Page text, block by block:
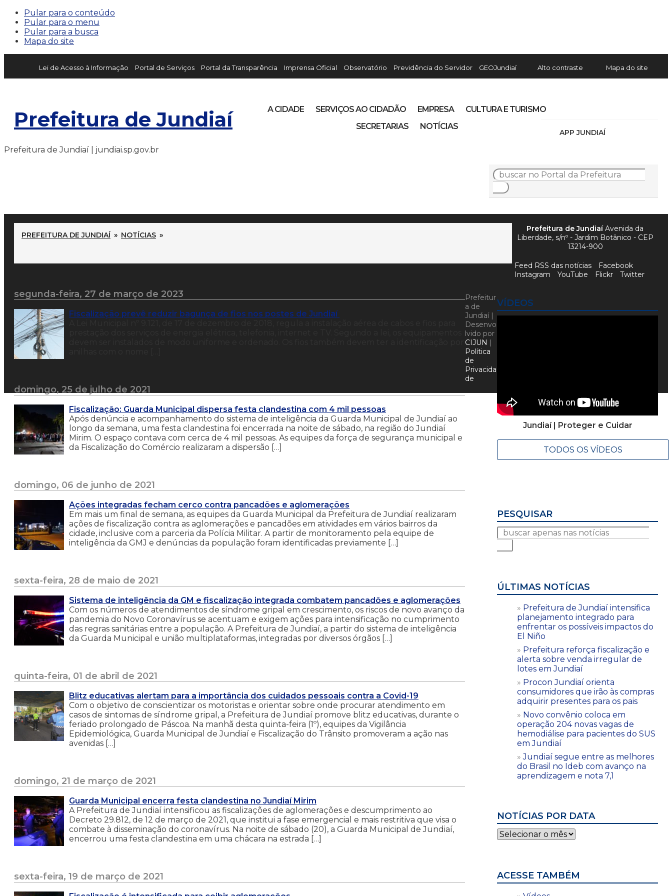
Pular para o conteúdo
Pular para o menu
Pular para a busca
Mapa do site
Lei de Acesso à Informação Portal de Serviços Portal da Transparência Imprensa Oficial Observatório Previdência do Servidor GEOJundiaí Alto contraste Mapa do site
Prefeitura de Jundiaí
APP JUNDIAÍ
A CIDADE SERVIÇOS AO CIDADÃO EMPRESA
CULTURA E TURISMO
SECRETARIAS
NOTÍCIAS
Prefeitura de Jundiaí | jundiai.sp.gov.br
PREFEITURA DE JUNDIAÍ » NOTÍCIAS »
segunda-feira, 27 de março de 2023
Fiscalização prevê reduzir bagunça de fios nos postes de Jundiaí
domingo, 25 de julho de 2021
Fiscalização: Guarda Municipal dispersa festa clandestina com 4 mil pessoas
Após denúncia e acompanhamento do sistema de inteligência da Guarda Municipal de Jundiaí ao
longo da semana, uma festa clandestina foi encerrada na noite de sábado, na região do Jundiaí
Mirim. O espaço contava com cerca de 4 mil pessoas. As equipes da força de segurança municipal e
da Fiscalização do Comércio realizaram a dispersão […]
domingo, 06 de junho de 2021
Ações integradas fecham cerco contra pancadões e aglomerações
Em mais um final de semana, as equipes da Guarda Municipal da Prefeitura de Jundiaí realizaram
ações de fiscalização contra as aglomerações e pancadões em atividades em vários bairros da
cidade, inclusive com a parceria da Polícia Militar. A partir de monitoramento pela equipe de
inteligência da GMJ e denúncias da população foram identificadas previamente […]
sexta-feira, 28 de maio de 2021
Sistema de inteligência da GM e fiscalização integrada combatem pancadões e aglomerações
Com os números de atendimentos de síndrome gripal em crescimento, os riscos de novo avanço da
pandemia do Novo Coronavírus se acentuam e exigem ações para intensificação no cumprimento
das regras sanitárias entre a população. A Prefeitura de Jundiaí, a partir do sistema de inteligência
da Guarda Municipal e união multiplataformas, integradas por diversos órgãos […]
quinta-feira, 01 de abril de 2021
Blitz educativas alertam para a importância dos cuidados pessoais contra a Covid-19
Com o objetivo de conscientizar os motoristas e orientar sobre onde procurar atendimento em
casos de sintomas de síndrome gripal, a Prefeitura de Jundiaí promove blitz educativas, durante o
feriado prolongado de Páscoa. Na manhã desta quinta-feira (1º), equipes da Vigilância
Epidemiológica, Guarda Municipal de Jundiaí e Fiscalização do Trânsito promoveram a ação nas
avenidas […]
domingo, 21 de março de 2021
Guarda Municipal encerra festa clandestina no Jundiaí Mirim
A Prefeitura de Jundiaí intensificou as fiscalizações de aglomerações e descumprimento ao
Decreto 29.812, de 12 de março de 2021, que institui a fase emergencial e mais restritiva que visa o
combate à disseminação do coronavírus. Na noite de sábado (20), a Guarda Municipal de Jundiaí,
encerrou uma festa clandestina em uma chácara na estrada […]
sexta-feira, 19 de março de 2021
VÍDEOS
Jundiaí | Proteger e Cuidar
TODOS OS VÍDEOS
PESQUISAR
ÚLTIMAS NOTÍCIAS
Prefeitura de Jundiaí intensifica
planejamento integrado para
enfrentar os possíveis impactos do
El Niño
Prefeitura reforça fiscalização e
alerta sobre venda irregular de
lotes em Jundiaí
Procon Jundiaí orienta
consumidores que irão às compras
adquirir presentes para os pais
Novo convênio coloca em
operação 204 novas vagas de
hemodiálise para pacientes do SUS
em Jundiaí
Jundiaí segue entre as melhores
do Brasil no Ideb com avanço na
aprendizagem e nota 7,1
NOTÍCIAS POR DATA
Notícias
por
ACESSE TAMBÉM
Prefeitura de JundiaíAvenida da
Liberdade, s/nº - Jardim Botânico - CEP
13214-900
Feed RSS das notícias
Facebook
Instagram
YouTube Flickr Twitter
Prefeitur
a de
Jundiaí |
Desenvo
lvido por
CIJUN |
Política
de
Privacida
de